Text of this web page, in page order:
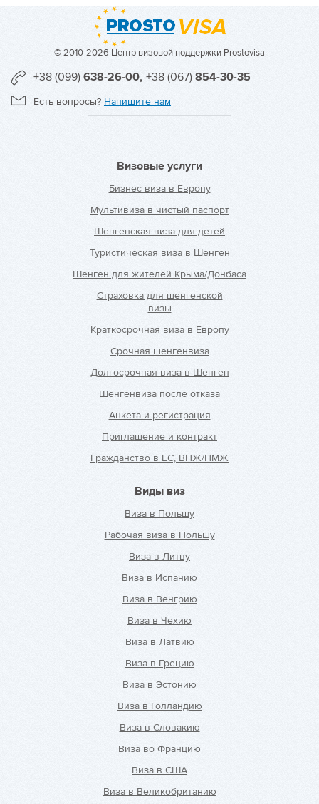
© 2010-2026 Центр визовой поддержки Prostovisa
+38 (099) 638-26-00, +38 (067) 854-30-35
Есть вопросы? Напишите нам
Визовые услуги
Бизнес виза в Европу
Мультивиза в чистый паспорт
Шенгенская виза для детей
Туристическая виза в Шенген
Шенген для жителей Крыма/Донбаса
Страховка для шенгенской
визы
Краткосрочная виза в Европу
Срочная шенгенвиза
Долгосрочная виза в Шенген
Шенгенвиза после отказа
Анкета и регистрация
Приглашение и контракт
Гражданство в ЕС, ВНЖ/ПМЖ
Виды виз
Виза в Польшу
Рабочая виза в Польшу
Виза в Литву
Виза в Испанию
Виза в Венгрию
Виза в Чехию
Виза в Латвию
Виза в Грецию
Виза в Эстонию
Виза в Голландию
Виза в Словакию
Виза во Францию
Виза в США
Виза в Великобританию